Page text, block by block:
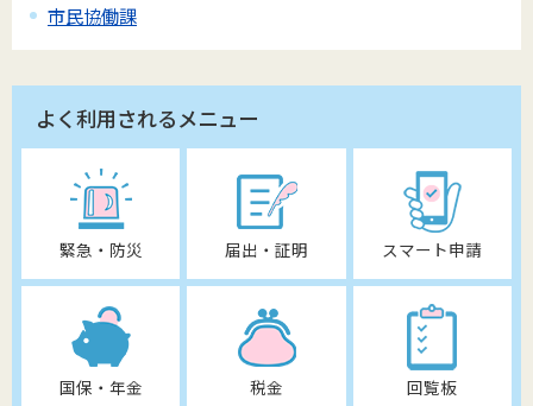
市民協働課
よく利用されるメニュー
緊急・防災 届出・証明 スマート申請
国保・年金 税金 回覧板